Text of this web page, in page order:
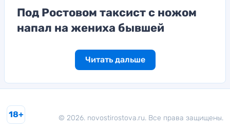
Под Ростовом таксист с ножом
напал на жениха бывшей
Читать дальше
18+ © 2026. novostirostova.ru. Все права защищены.